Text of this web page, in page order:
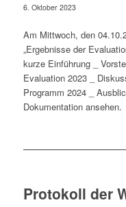
6. Oktober 2023
Am Mittwoch, den
„Ergebnisse der
kurze Einführung _
Evaluation 2023 _
Programm 2024 _
Dokumentation ansehen.
Protokoll der